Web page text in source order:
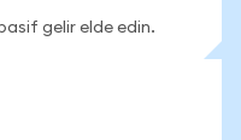
gelir elde edin.